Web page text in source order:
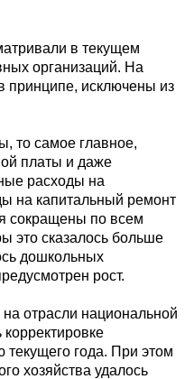
в текущем
организаций. На
принципе, исключены из
то самое главное,
платы и даже
расходы на
на капитальный ремонт
сокращены по всем
это сказалось больше
дошкольных
рост.
отрасли национальной
текущего года. При этом
хозяйства удалось